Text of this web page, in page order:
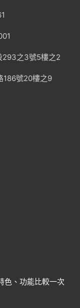
293之3號5樓之2
186號20樓之9
色、功能比較一次